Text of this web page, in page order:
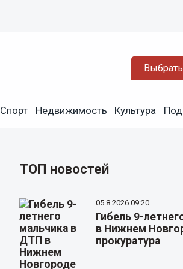
Спорт Недвижимость Культура
ТОП новостей
05.8.2026 09:20
Гибель 9-
в Нижнем
прокуратура